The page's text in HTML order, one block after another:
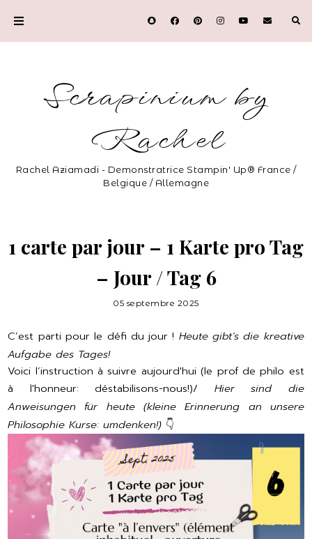
Scrapinium by
Rachel
Rachel Aziamadi - Demonstratrice Stampin' Up® France /
Belgique / Allemagne
1 carte par jour – 1 Karte pro Tag
– Jour / Tag 6
05 septembre 2025
C’est parti pour le défi du jour ! Heute gibt’s die kreative
Aufgabe des Tages!
Voici l’instruction à suivre aujourd'hui (le prof de philo est
à l'honneur: déstabilisons-nous!)/ Hier sind die
Anweisungen für heute (kleine Erinnerung an unsere
Philosophie Kurse: umdenken!) 👇